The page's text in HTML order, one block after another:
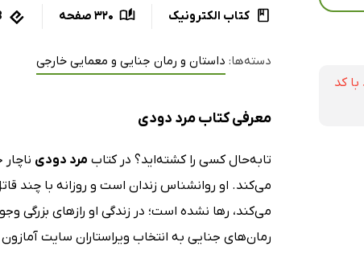
کتاب الکترونیک 320 صفحه
دسته‌ها: داستان و رمان جنایی و معمایی خارجی
معرفی کتاب مرد دودی
تابه‌حال کسی را کشته‌اید؟ در کتاب مرد دودی
می‌کند. او روانشناس زندان است و روزانه با چند
می‌کند، رها نشده است؛ در زندگی او رازهای بزرگی
رمان‌های جنایی به انتخاب ویراستاران سایت